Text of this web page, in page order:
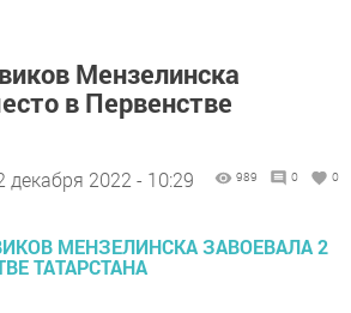
Мензелинска
в Первенстве
декабря 2022 - 10:29 989 0 0